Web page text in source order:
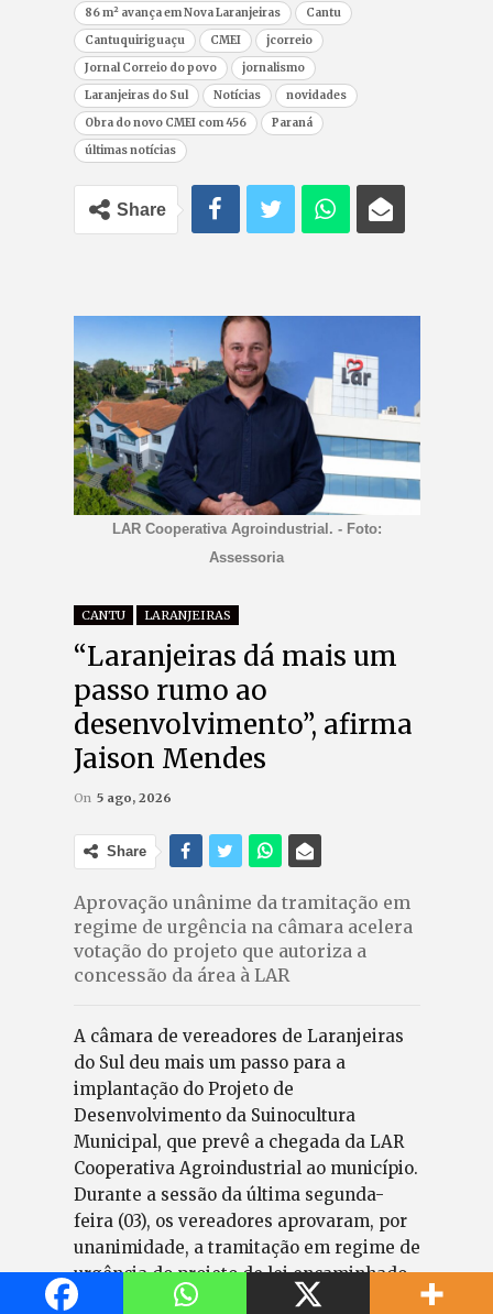
86 m² avança em Nova Laranjeiras
Cantu
Cantuquiriguaçu
CMEI
jcorreio
Jornal Correio do povo
jornalismo
Laranjeiras do Sul
Notícias
novidades
Obra do novo CMEI com 456
Paraná
últimas notícias
Share
LAR Cooperativa Agroindustrial. - Foto:
Assessoria
CANTU LARANJEIRAS
“Laranjeiras dá mais um
passo rumo ao
desenvolvimento”, afirma
Jaison Mendes
On 5 ago, 2026
Share
Aprovação unânime da tramitação em
regime de urgência na câmara acelera
votação do projeto que autoriza a
concessão da área à LAR
A câmara de vereadores de Laranjeiras
do Sul deu mais um passo para a
implantação do Projeto de
Desenvolvimento da Suinocultura
Municipal, que prevê a chegada da LAR
Cooperativa Agroindustrial ao município.
Durante a sessão da última segunda-
feira (03), os vereadores aprovaram, por
unanimidade, a tramitação em regime de
urgência do projeto de lei encaminhado
pelo prefeito Jaison Mendes.